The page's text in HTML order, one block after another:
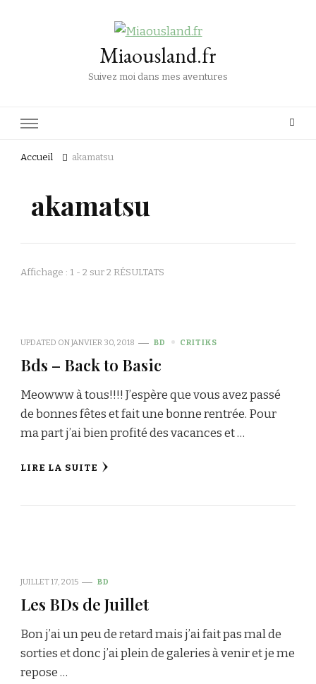
Miaousland.fr
Suivez moi dans mes aventures
Accueil akamatsu
akamatsu
Affichage : 1 - 2 sur 2 RÉSULTATS
UPDATED ONJANVIER 30, 2018 BD CRITIKS
Bds – Back to Basic
Meowww à tous!!!! J’espère que vous avez passé
de bonnes fêtes et fait une bonne rentrée. Pour
ma part j’ai bien profité des vacances et …
LIRE LA SUITE
JUILLET 17, 2015 BD
Les BDs de Juillet
Bon j’ai un peu de retard mais j’ai fait pas mal de
sorties et donc j’ai plein de galeries à venir et je me
repose …